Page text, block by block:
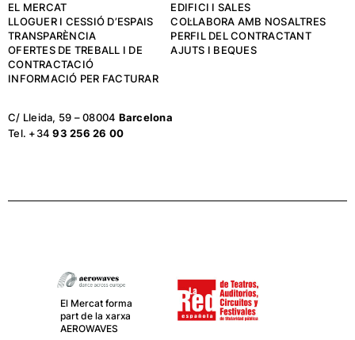
EL MERCAT
EDIFICI I SALES
LLOGUER I CESSIÓ D’ESPAIS
COL·LABORA AMB NOSALTRES
TRANSPARÈNCIA
PERFIL DEL CONTRACTANT
OFERTES DE TREBALL I DE
CONTRACTACIÓ
AJUTS I BEQUES
INFORMACIÓ PER FACTURAR
C/ Lleida, 59 – 08004 Barcelona
Tel. +3493 256 26 00
El Mercat forma
part de la xarxa
AEROWAVES